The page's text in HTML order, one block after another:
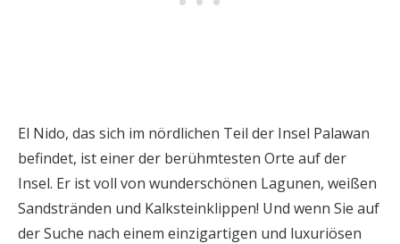
El Nido, das sich im nördlichen Teil der Insel Palawan
befindet, ist einer der berühmtesten Orte auf der
Insel. Er ist voll von wunderschönen Lagunen, weißen
Sandstränden und Kalksteinklippen! Und wenn Sie auf
der Suche nach einem einzigartigen und luxuriösen